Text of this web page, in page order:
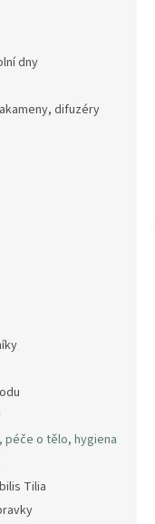
dny
difuzéry
o tělo, hygiena
Tilia